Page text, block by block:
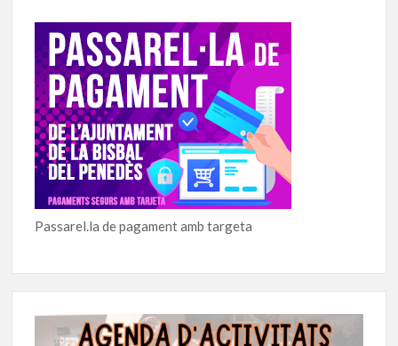
Passarel.la de pagament amb targeta